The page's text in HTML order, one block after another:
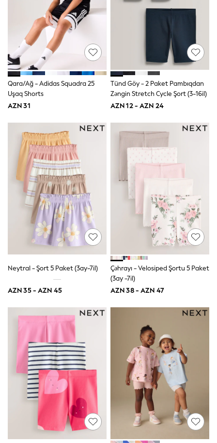
Swim
adidas
Shop All
Shop All
Coats & Jackets
Dresses & Skirts
Hoodies & Sweatshirts
Shoes
Tops & T-Shirts
Trousers & Leggings
BOYS
116 - 134cm
140 - 174cm
Trending: Top & Short Sets
Trending: Clogs
Toy Story
Pokemon
Spiderman
THE SET
Shop All Clothing
Coats & Jackets
Dungarees
Jeans
Joggers
Jumpers & Knitwear
Nightwear & Pyjamas
Sets & Outfits
Shirts
Shorts
Suits & Waistcoats
Sweatshirts & Hoodies
Swimwear
T-Shirts
Tops
Tracksuits
Pants & Chinos
Vests
Shop All Footwear
Boots
Half Sizes
Pram Shoes
Sneakers
School Shoes
Slippers
Qara/Ağ - Adidas Squadra 25
Uşaq Shorts
AZN 31
Tünd Göy - 2 Paket Pambıqdan
Zəngin Stretch Cycle Şort (3-16il)
AZN 12 - AZN 24
Neytral - Şort 5 Paket (3ay-7il)
AZN 35 - AZN 45
Çəhrayı - Velosiped Şortu 5 Paket
(3ay -7il)
AZN 38 - AZN 47